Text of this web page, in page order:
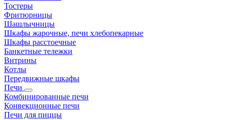
Тостеры
Фритюрницы
Шашлычницы
Шкафы жарочные, печи хлебопекарные
Шкафы расстоечные
Банкетные тележки
Витрины
Котлы
Передвижные шкафы
Печи
Комбинированные печи
Конвекционные печи
Печи для пиццы